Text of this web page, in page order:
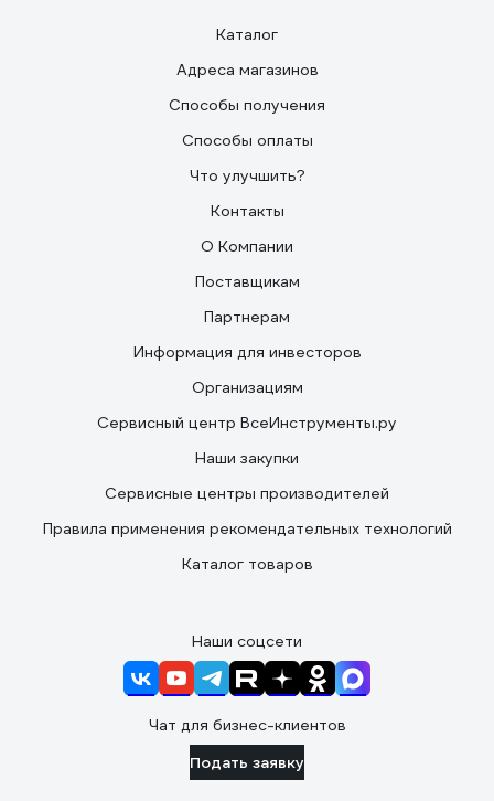
Каталог
Адреса магазинов
Способы получения
Способы оплаты
Что улучшить?
Контакты
О Компании
Поставщикам
Партнерам
Информация для инвесторов
Организациям
Сервисный центр ВсеИнструменты.ру
Наши закупки
Сервисные центры производителей
Правила применения рекомендательных технологий
Каталог товаров
Наши соцсети
Чат для бизнес-клиентов
Подать заявку